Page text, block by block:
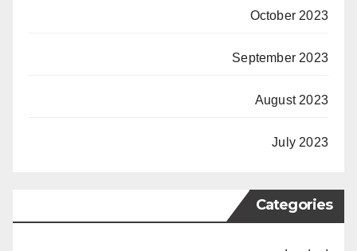
October 2023
September 2023
August 2023
July 2023
Categories